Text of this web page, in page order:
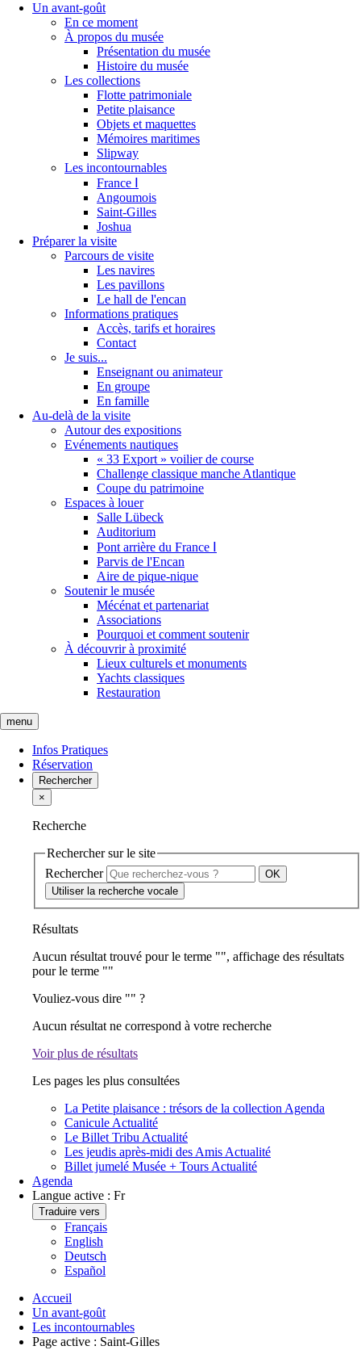
Un avant-goût
En ce moment
À propos du musée
Présentation du musée
Histoire du musée
Les collections
Flotte patrimoniale
Petite plaisance
Objets et maquettes
Mémoires maritimes
Slipway
Les incontournables
France Ⅰ
Angoumois
Saint-Gilles
Joshua
Préparer la visite
Parcours de visite
Les navires
Les pavillons
Le hall de l'encan
Informations pratiques
Accès, tarifs et horaires
Contact
Je suis...
Enseignant ou animateur
En groupe
En famille
Au-delà de la visite
Autour des expositions
Evénements nautiques
« 33 Export » voilier de course
Challenge classique manche Atlantique
Coupe du patrimoine
Espaces à louer
Salle Lübeck
Auditorium
Pont arrière du France Ⅰ
Parvis de l'Encan
Aire de pique-nique
Soutenir le musée
Mécénat et partenariat
Associations
Pourquoi et comment soutenir
À découvrir à proximité
Lieux culturels et monuments
Yachts classiques
Restauration
menu
Infos Pratiques
Réservation
Rechercher
×
Recherche
Rechercher sur le site
Rechercher
Utiliser la recherche vocale
Résultats
Aucun résultat trouvé pour le terme "", affichage des résultats
pour le terme ""
Vouliez-vous dire "" ?
Aucun résultat ne correspond à votre recherche
Voir plus de résultats
Les pages les plus consultées
La Petite plaisance : trésors de la collection Agenda
Canicule Actualité
Le Billet Tribu Actualité
Les jeudis après-midi des Amis Actualité
Billet jumelé Musée + Tours Actualité
Agenda
Langue active : Fr
Traduire vers
Français
English
Deutsch
Español
Accueil
Un avant-goût
Les incontournables
Page active : Saint-Gilles